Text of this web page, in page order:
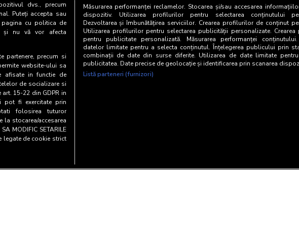
dvs., precum
Puteți accepta sau
cu politica de
și nu vă vor afecta
partenere, precum si
website-ului sa
afisate in functie de
de socializare si
15-22 din GDPR in
pot fi exercitate prin
folosirea tuturor
stocarea/accesarea
MODIFIC SETARILE
legate de cookie strict
Măsurarea performanței reclamelor. Stocarea și/sau accesarea
dispozitiv. Utilizarea profilurilor pentru selectarea conținutului
Dezvoltarea și îmbunătățirea serviciilor. Crearea profilurilor de conținut
Utilizarea profilurilor pentru selectarea publicității personalizate.
pentru publicitate personalizată. Măsurarea performanței
datelor limitate pentru a selecta conținutul. Înțelegerea publicului prin
combinații de date din surse diferite. Utilizarea de date limitate
publicitatea. Date precise de geolocație și identificarea prin scanarea
Listă parteneri (furnizori)